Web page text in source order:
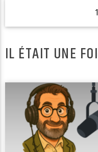
1
IL ÉTAIT UNE